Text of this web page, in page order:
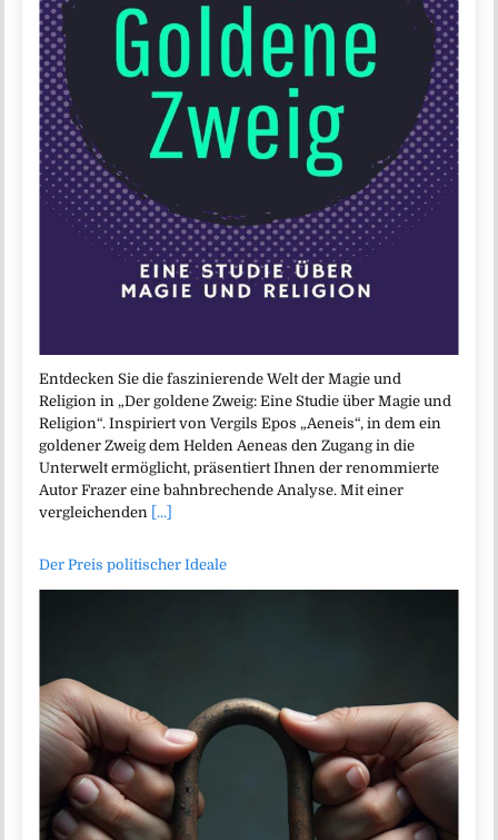
Entdecken Sie die faszinierende Welt der Magie und
Religion in „Der goldene Zweig: Eine Studie über Magie und
Religion“. Inspiriert von Vergils Epos „Aeneis“, in dem ein
goldener Zweig dem Helden Aeneas den Zugang in die
Unterwelt ermöglicht, präsentiert Ihnen der renommierte
Autor Frazer eine bahnbrechende Analyse. Mit einer
vergleichenden [...]
Der Preis politischer Ideale